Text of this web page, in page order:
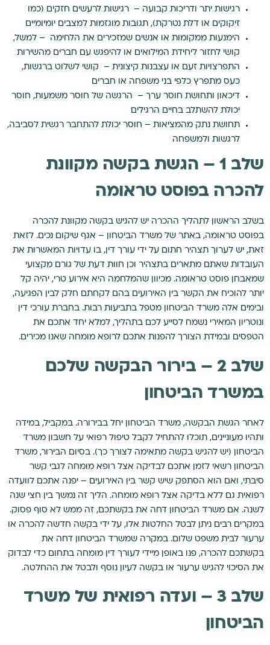
רגישות יתר ודריכות קבועה – רגישות לרעשים חזקים (כמו
זיקוקים או דלת נטרקת), תגובות מוגזמות למצבים יומיומיים
הימנעות ממקומות או אנשים שמזכירים את הלחימה – למשל,
קושי לחזור ליחידת המילואים או להיפגש עם חברים מהשירות
התפרצויות זעם או עצבנות קיצונית – קושי לשלוט ברגשות,
כעס מתפרץ כלפי בני משפחה או חברים
דיכאון ותחושת חוסר ערך – הרגשה של חוסר משמעות, חוסר
יכולת להשתלב בחיים הרגילים
תחושת נתק מהמציאות – חוסר יכולת להתחבר רגשית לסביבה,
לרגשות ולמשפחה
שלב 1 – הגשת בקשה מקוונת
להכרה בפוסט טראומה
בשלב הראשון לתהליך ההכרה יש להגיש בקשה מקוונת להכרה
בפוסט טראומה, באתר של משרד הביטחון – אגף שיקום נכים. לזאת
זאת, יש לערוך תצהיר חתום על ידי עורך דין, בו עדויות המאשרות את
העובדות שאתם מתארים בתצהיר וכן חוות דעת של גורם מקצועי
שמאבחן פוסט טראומה. מכיוון שהמלחמה היא אירוע טרי, יהיה קל
יותר להוכיח את הקשר בין האירועים בהם לקחתם חלק לבין הפגיעה,
ובימים אלה משרד הביטחון מטפל בתביעות רבות. בחברת עורכי דין
ונוטריון המאירי נשמח לסייע לכם בתהליך, למלא יחד אתכם את
הטפסים ובמידת הצורך להפנות אתכם לרופא מומחה שאנו מכירים.
שלב 2 – בירור הבקשה שלכם
במשרד הביטחון
לאחר הגשת הבקשה, משרד הביטחון יחל בבירורה. במקביל, במידה
ותהיו מעוניינים, תוכלו להתחיל לקבל טיפול רפואי על חשבון משרד
הביטחון (יש להגיש בקשה מתאימה לצורך כך). בסיום הבירור, משרד
הביטחון רשאי לזמן אתכם לבדיקה אצל רופא מומחה לגבי קשר
סיבתי, ואם הוא הסתפק שיש קשר בין האירועים – יפנה אתכם לוועדה
רפואית גם ללא בדיקה אצל רופא מומחה. הליך זה נמשך בין חצי שנה
לשנה. אם משרד הביטחון דחה את בקשתכם, זה ממש לא סוף פסוק.
במקרים רבים ניתן לבטל החלטות אלו, על ידי בקשה חדשה להכרה או
ערעור לבית משפט שלום. במקרה שמשרד הביטחון דחה את
בקשתכם להכרה, פנו באופן מיידי לעורך דין מומחה בתחום כדי לבדוק
את הסיכוי להגיש ערעור או בקשה לעיון נוסף ולבטל את ההחלטה.
שלב 3 – ועדה רפואית של משרד
הביטחון